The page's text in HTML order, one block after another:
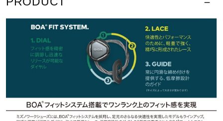
サポート
直営店一覧
■買い替え目安：突起部分がスリップサインと同じ高さ
■JSAA型式認定合格品（JSAA A種（普通作業用）プ
ロテクティブスニーカー）
※JIS規格認定の安全靴とは異なります。プロスニーカ